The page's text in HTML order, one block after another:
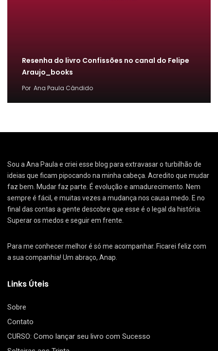
Resenha do livro Confissões no canal do Felipe
Araujo_books
Por Ana Paula Cândido
Sou a Ana Paula e criei esse blog para extravasar o turbilhão de
ideias que ficam pipocando na minha cabeça. Acredito que mudar
faz bem. Mudar faz parte. É evolução e amadurecimento. Nem
sempre é fácil, e muitas vezes a mudança nos causa medo. E no
final das contas a gente descobre que esse é o legal da história.
Superar os medos e seguir em frente.
Para me conhecer melhor é só me acompanhar. Ficarei feliz com
a sua companhia! Um abraço, Anap.
Links Úteis
Sobre
Contato
CURSO: Como lançar seu livro com Sucesso